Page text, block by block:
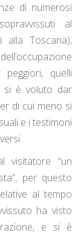
di numerosi
al
alla Toscana),
quelli
si è voluto dar
di cui meno si
e i testimoni
visitatore “un
per questo
al tempo
ha visto
e si è